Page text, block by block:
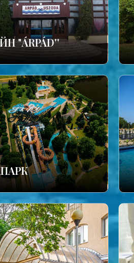
"ÁRPÁD''